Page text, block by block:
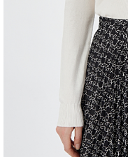
Москва
Да, все верно